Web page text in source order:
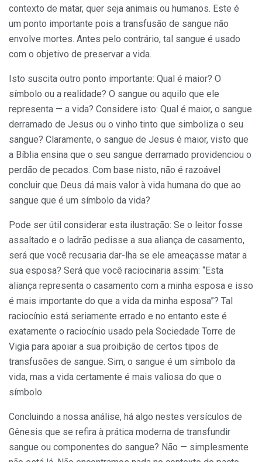
contexto de matar, quer seja animais ou humanos. Este é
um ponto importante pois a transfusão de sangue não
envolve mortes. Antes pelo contrário, tal sangue é usado
com o objetivo de preservar a vida.
Isto suscita outro ponto importante: Qual é maior? O
símbolo ou a realidade? O sangue ou aquilo que ele
representa — a vida? Considere isto: Qual é maior, o sangue
derramado de Jesus ou o vinho tinto que simboliza o seu
sangue? Claramente, o sangue de Jesus é maior, visto que
a Bíblia ensina que o seu sangue derramado providenciou o
perdão de pecados. Com base nisto, não é razoável
concluir que Deus dá mais valor à vida humana do que ao
sangue que é um símbolo da vida?
Pode ser útil considerar esta ilustração: Se o leitor fosse
assaltado e o ladrão pedisse a sua aliança de casamento,
será que você recusaria dar-lha se ele ameaçasse matar a
sua esposa? Será que você raciocinaria assim: “Esta
aliança representa o casamento com a minha esposa e isso
é mais importante do que a vida da minha esposa”? Tal
raciocínio está seriamente errado e no entanto este é
exatamente o raciocínio usado pela Sociedade Torre de
Vigia para apoiar a sua proibição de certos tipos de
transfusões de sangue. Sim, o sangue é um símbolo da
vida, mas a vida certamente é mais valiosa do que o
símbolo.
Concluindo a nossa análise, há algo nestes versículos de
Gênesis que se refira à prática moderna de transfundir
sangue ou componentes do sangue? Não — simplesmente